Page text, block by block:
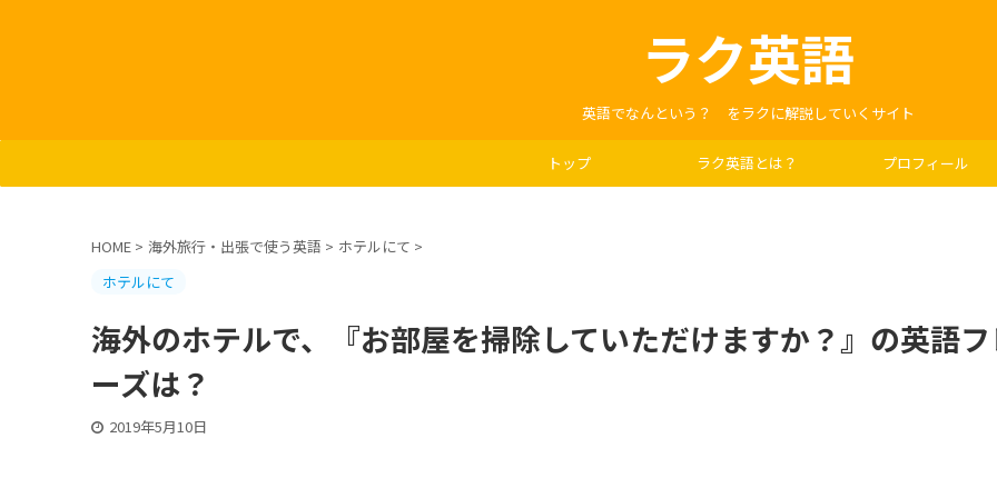
ラク英語
英語でなんという？ をラクに解説していくサイト
トップ ラク英語とは？ プロフィール
HOME > 海外旅行・出張で使う英語 > ホテルにて >
ホテルにて
海外のホテルで、『お部屋を掃除していただけますか？』の英語
ーズは？
2019年5月10日